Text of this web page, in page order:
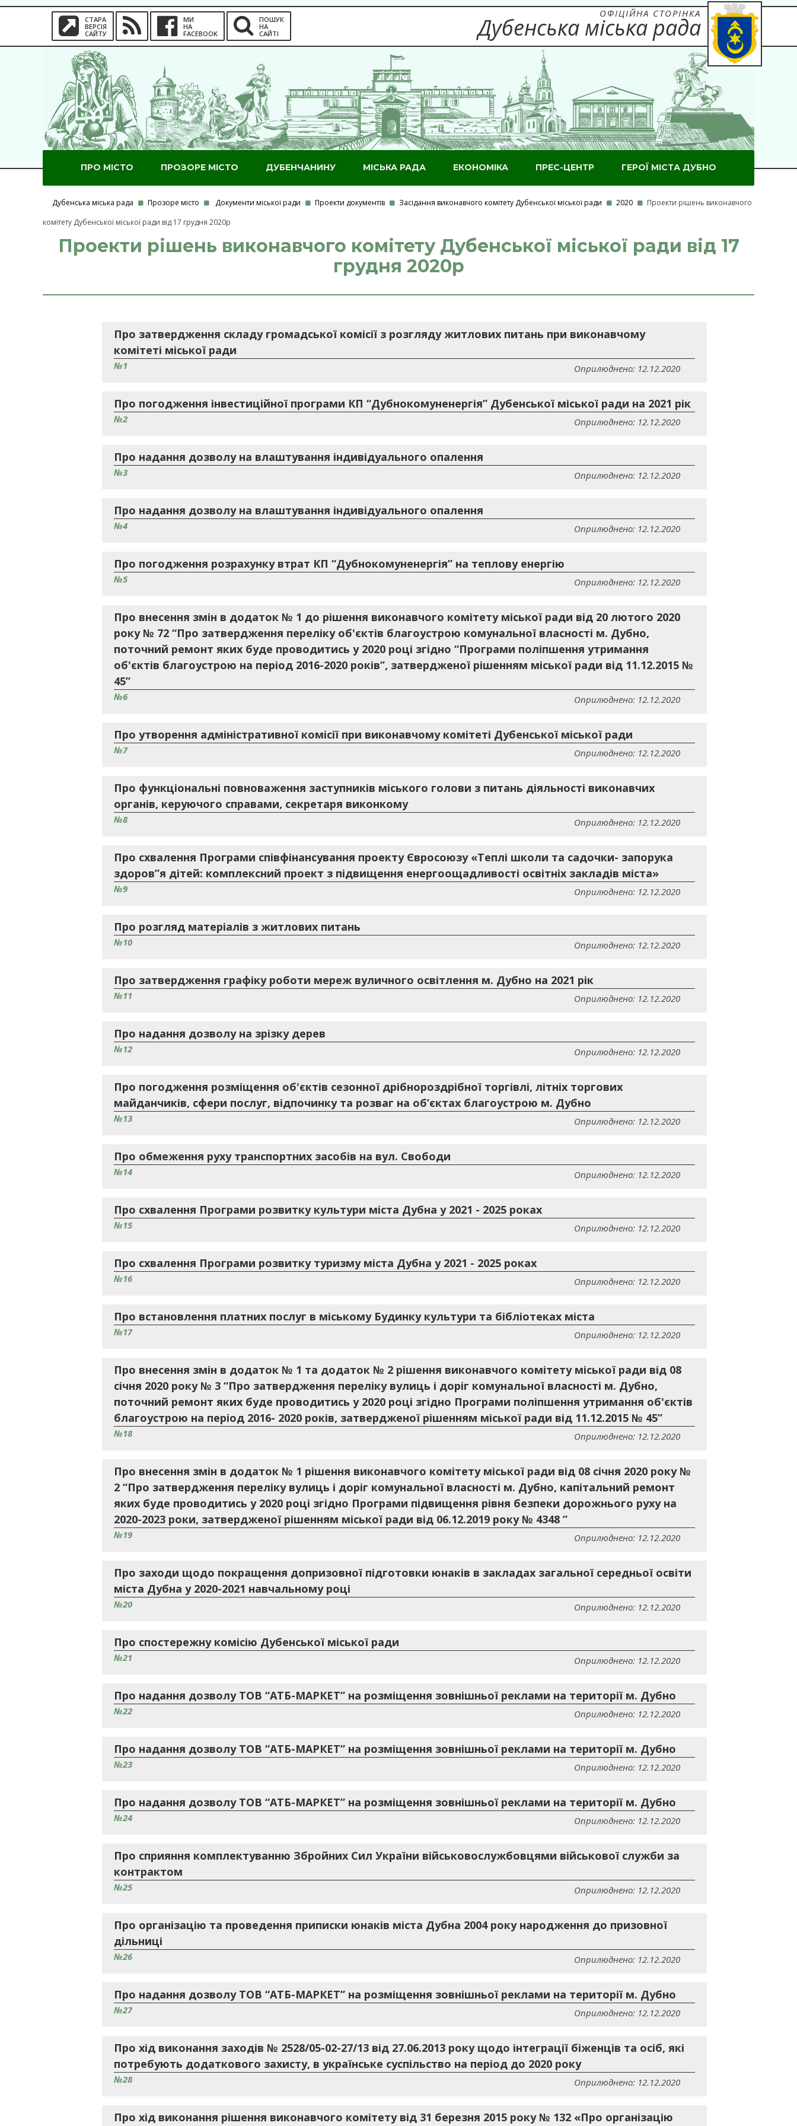
СТАРА
ВЕРСІЯ
САЙТУ
МИ
НА
FACEBOOK
ПОШУК
НА
САЙТІ
ОФІЦІЙНА СТОРІНКА
Дубенська міська рада
ПРО МІСТО ПРОЗОРЕ МІСТО ДУБЕНЧАНИНУ МІСЬКА РАДА ЕКОНОМІКА ПРЕС-ЦЕНТР ГЕРОЇ МІСТА ДУБНО
Дубенська міська рада Прозоре місто Документи міської ради Проекти документів Засідання виконавчого комітету Дубенської міської ради 2020
Проекти рішень виконавчого
комітету Дубенської міської ради від 17 грудня 2020р
Проекти рішень виконавчого комітету Дубенської міської ради від 17
грудня 2020р
Про затвердження складу громадської комісії з розгляду житлових питань при виконавчому
комітеті міської ради
№1 Оприлюднено: 12.12.2020
Про погодження інвестиційної програми КП “Дубнокомуненергія” Дубенської міської ради на 2021 рік
№2 Оприлюднено: 12.12.2020
Про надання дозволу на влаштування індивідуального опалення
№3 Оприлюднено: 12.12.2020
Про надання дозволу на влаштування індивідуального опалення
№4 Оприлюднено: 12.12.2020
Про погодження розрахунку втрат КП “Дубнокомуненергія” на теплову енергію
№5 Оприлюднено: 12.12.2020
Про внесення змін в додаток № 1 до рішення виконавчого комітету міської ради від 20 лютого 2020
року № 72 “Про затвердження переліку об'єктів благоустрою комунальної власності м. Дубно,
поточний ремонт яких буде проводитись у 2020 році згідно “Програми поліпшення утримання
об'єктів благоустрою на період 2016-2020 років”, затвердженої рішенням міської ради від 11.12.2015 №
45”
№6 Оприлюднено: 12.12.2020
Про утворення адміністративної комісії при виконавчому комітеті Дубенської міської ради
№7 Оприлюднено: 12.12.2020
Про функціональні повноваження заступників міського голови з питань діяльності виконавчих
органів, керуючого справами, секретаря виконкому
№8 Оприлюднено: 12.12.2020
Про схвалення Програми співфінансування проекту Євросоюзу «Теплі школи та садочки- запорука
здоров”я дітей: комплексний проект з підвищення енергоощадливості освітніх закладів міста»
№9 Оприлюднено: 12.12.2020
Про розгляд матеріалів з житлових питань
№10 Оприлюднено: 12.12.2020
Про затвердження графіку роботи мереж вуличного освітлення м. Дубно на 2021 рік
№11 Оприлюднено: 12.12.2020
Про надання дозволу на зрізку дерев
№12 Оприлюднено: 12.12.2020
Про погодження розміщення об'єктів сезонної дрібнороздрібної торгівлі, літніх торгових
майданчиків, сфери послуг, відпочинку та розваг на об’єктах благоустрою м. Дубно
№13 Оприлюднено: 12.12.2020
Про обмеження руху транспортних засобів на вул. Свободи
№14 Оприлюднено: 12.12.2020
Про схвалення Програми розвитку культури міста Дубна у 2021 - 2025 роках
№15 Оприлюднено: 12.12.2020
Про схвалення Програми розвитку туризму міста Дубна у 2021 - 2025 роках
№16 Оприлюднено: 12.12.2020
Про встановлення платних послуг в міському Будинку культури та бібліотеках міста
№17 Оприлюднено: 12.12.2020
Про внесення змін в додаток № 1 та додаток № 2 рішення виконавчого комітету міської ради від 08
січня 2020 року № 3 “Про затвердження переліку вулиць і доріг комунальної власності м. Дубно,
поточний ремонт яких буде проводитись у 2020 році згідно Програми поліпшення утримання об'єктів
благоустрою на період 2016- 2020 років, затвердженої рішенням міської ради від 11.12.2015 № 45”
№18 Оприлюднено: 12.12.2020
Про внесення змін в додаток № 1 рішення виконавчого комітету міської ради від 08 січня 2020 року №
2 “Про затвердження переліку вулиць і доріг комунальної власності м. Дубно, капітальний ремонт
яких буде проводитись у 2020 році згідно Програми підвищення рівня безпеки дорожнього руху на
2020-2023 роки, затвердженої рішенням міської ради від 06.12.2019 року № 4348 ”
№19 Оприлюднено: 12.12.2020
Про заходи щодо покращення допризовної підготовки юнаків в закладах загальної середньої освіти
міста Дубна у 2020-2021 навчальному році
№20 Оприлюднено: 12.12.2020
Про спостережну комісію Дубенської міської ради
№21 Оприлюднено: 12.12.2020
Про надання дозволу ТОВ “АТБ-МАРКЕТ” на розміщення зовнішньої реклами на території м. Дубно
№22 Оприлюднено: 12.12.2020
Про надання дозволу ТОВ “АТБ-МАРКЕТ” на розміщення зовнішньої реклами на території м. Дубно
№23 Оприлюднено: 12.12.2020
Про надання дозволу ТОВ “АТБ-МАРКЕТ” на розміщення зовнішньої реклами на території м. Дубно
№24 Оприлюднено: 12.12.2020
Про сприяння комплектуванню Збройних Сил України військовослужбовцями військової служби за
контрактом
№25 Оприлюднено: 12.12.2020
Про організацію та проведення приписки юнаків міста Дубна 2004 року народження до призовної
дільниці
№26 Оприлюднено: 12.12.2020
Про надання дозволу ТОВ “АТБ-МАРКЕТ” на розміщення зовнішньої реклами на території м. Дубно
№27 Оприлюднено: 12.12.2020
Про хід виконання заходів № 2528/05-02-27/13 від 27.06.2013 року щодо інтеграції біженців та осіб, які
потребують додаткового захисту, в українське суспільство на період до 2020 року
№28 Оприлюднено: 12.12.2020
Про хід виконання рішення виконавчого комітету від 31 березня 2015 року № 132 «Про організацію